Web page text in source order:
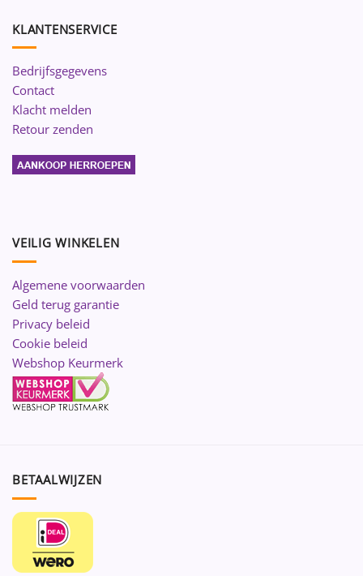
KLANTENSERVICE
Bedrijfsgegevens
Contact
Klacht melden
Retour zenden
VEILIG WINKELEN
Algemene voorwaarden
Geld terug garantie
Privacy beleid
Cookie beleid
Webshop Keurmerk
BETAALWIJZEN